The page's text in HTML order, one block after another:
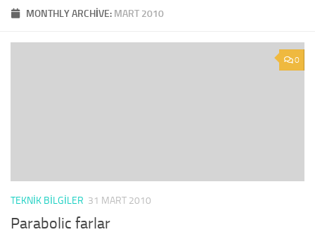
MONTHLY ARCHIVE: MART 2010
0
TEKNIK BILGILER 31 MART 2010
Parabolic farlar